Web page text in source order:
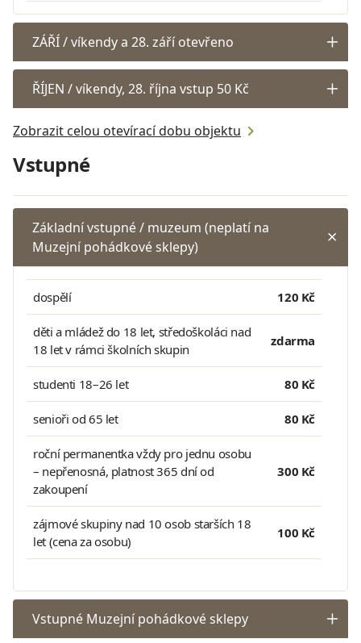
ZÁŘÍ / víkendy a 28. září otevřeno
ŘÍJEN / víkendy, 28. října vstup 50 Kč
Zobrazit celou otevírací dobu objektu
Vstupné
Základní vstupné / muzeum (neplatí na
Muzejní pohádkové sklepy)
dospělí 120 Kč
děti a mládež do 18 let, středoškoláci nad
18 let v rámci školních skupin
zdarma
studenti 18–26 let 80 Kč
senioři od 65 let 80 Kč
roční permanentka vždy pro jednu osobu
– nepřenosná, platnost 365 dní od
zakoupení
300 Kč
zájmové skupiny nad 10 osob starších 18
let (cena za osobu)
100 Kč
Vstupné Muzejní pohádkové sklepy